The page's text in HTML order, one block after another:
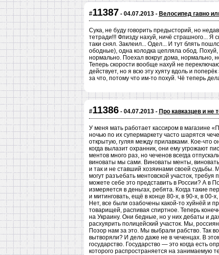
#11387 - 04.07.2013 - Велосипед гавно
Сука, не буду говорить предысторий, но
тетради!!! Фпизду нахуй, ничё страшного... Я
таки снял. Заклеил... Одел... И тут блять
ободные), одна колодка цепляла обод.
нормально. Поехал вокруг дома, нормально,
Теперь скорости вообще нахуй не
действует, но я всю эту хуяту вдоль и
за что, потому что им-то похуй. Чё теперь
#11386- 04.07.2013 - Про кавказцев и не
У меня мать работает кассиром в магазине
ночью по их супермаркету часто шарятся
открытую, гуляя между прилавками. Кое-что
когда вылазит охранник, они ему угрожают
ментов много раз, но чеченов всегда
виноваты мы сами. Виноваты менты,
и так и не ставший хозяинами своей
могут разъебать ментовской участок,
можете себе это представить в России? А в
измеряется в деньгах, ребята. Когда такие
и митинговать, ещё в конце 80-х, в 90-х, в
Нет, все были озабочены какой-то хуйнёй и
товарищей, распивая спиртное. Теперь
на Украину. Они бедные, но у них дебаты и
расхуярить полицейский участок. Мы,
Позор нам за это. Мы выбрали рабство. Так
вытворяли? И дело даже не в чеченцах. В
государство. Государство — это когда есть
которого распространяется на занимаемую